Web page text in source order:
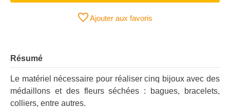
Ajouter aux favoris
Résumé
Le matériel nécessaire pour réaliser cinq bijoux avec des
médaillons et des fleurs séchées : bagues, bracelets,
colliers, entre autres.